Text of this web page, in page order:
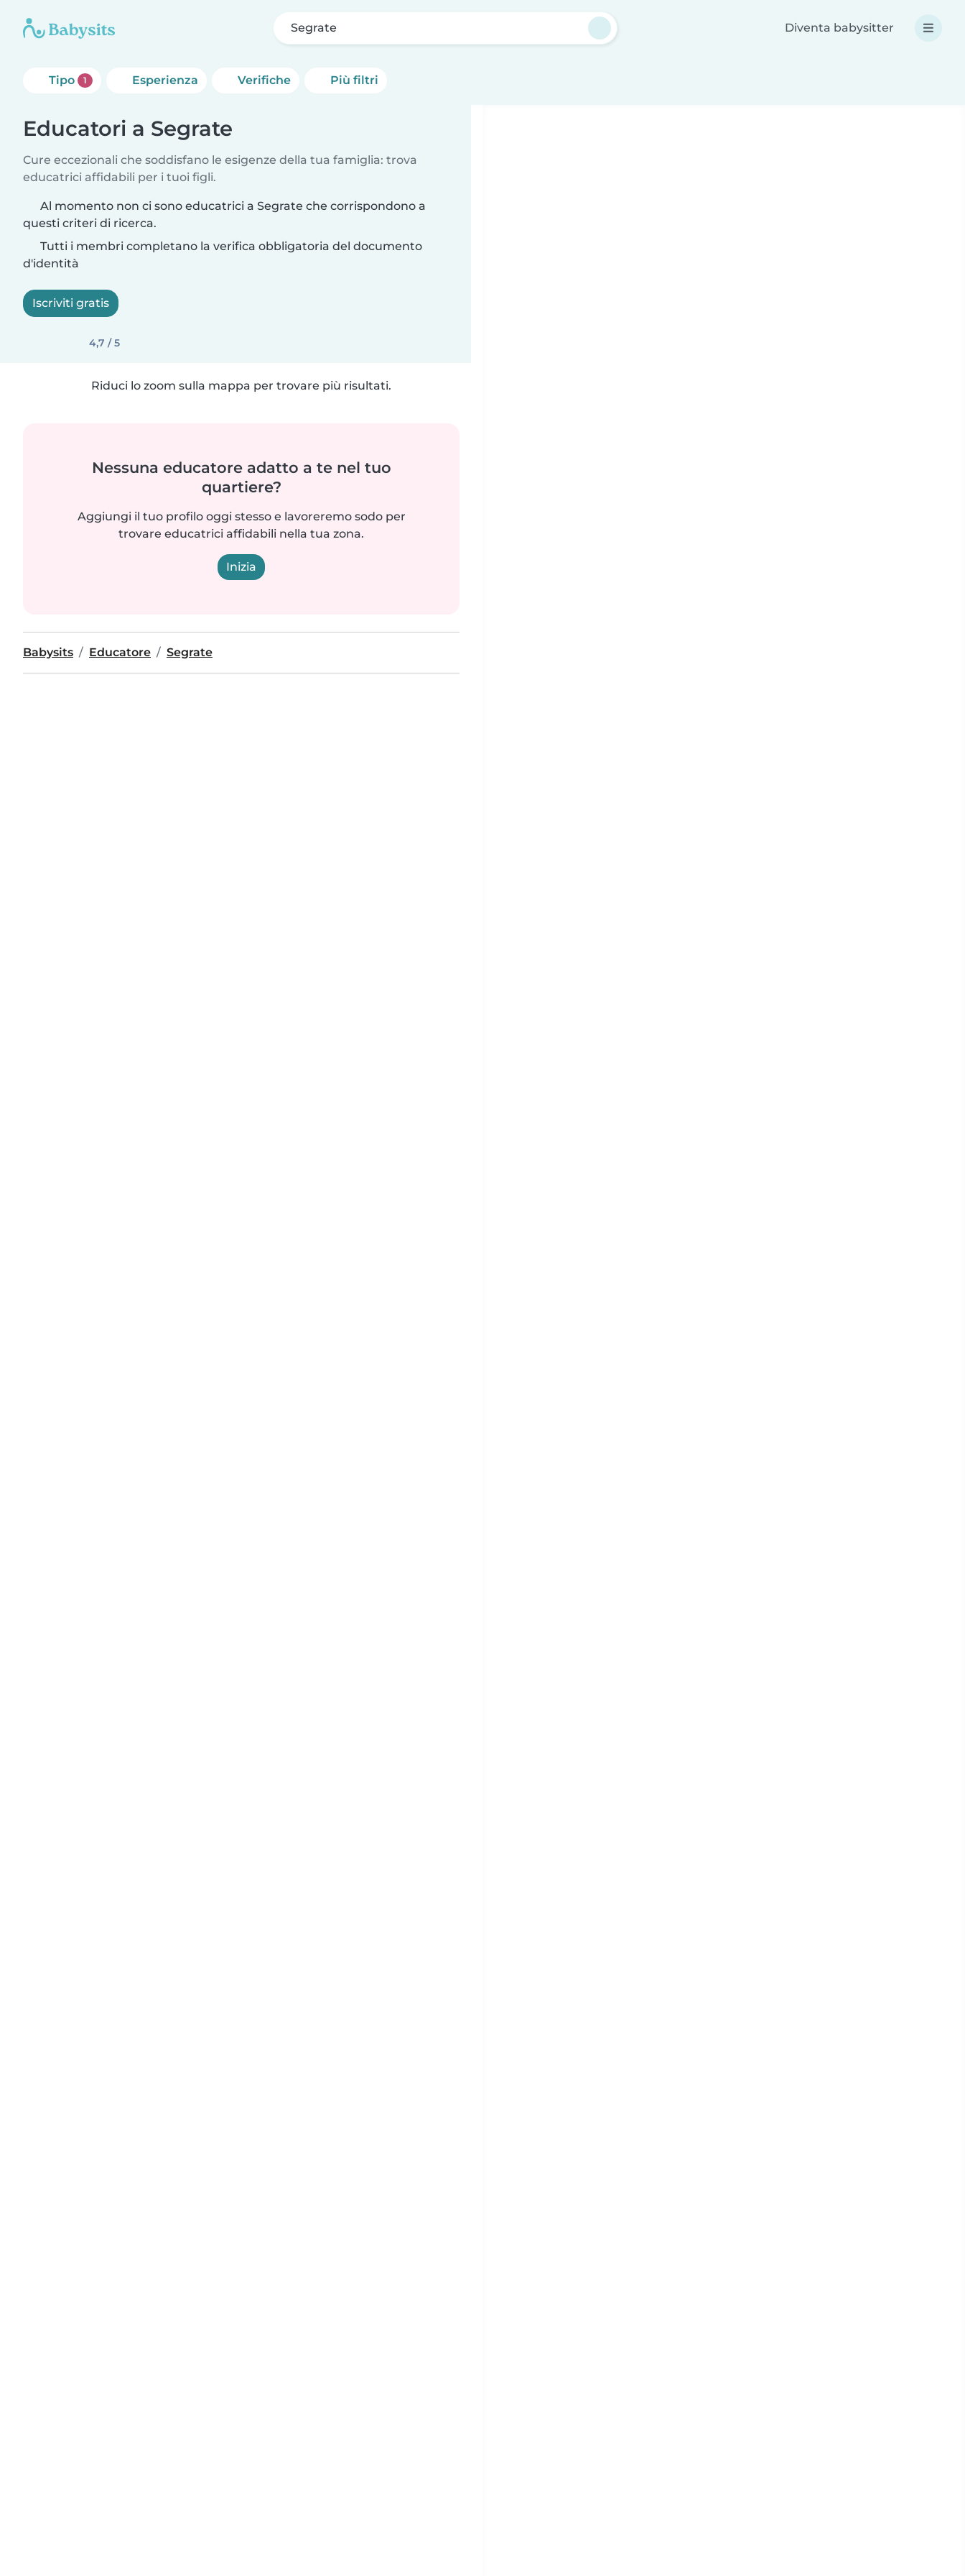
Segrate Diventa babysitter
Tipo 1 Esperienza Verifiche Più filtri
Educatori a Segrate
Cure eccezionali che soddisfano le esigenze della tua famiglia: trova
educatrici affidabili per i tuoi figli.
Al momento non ci sono educatrici a Segrate che corrispondono a
questi criteri di ricerca.
Tutti i membri completano la verifica obbligatoria del documento
d'identità
Iscriviti gratis
4,7 / 5
Riduci lo zoom sulla mappa per trovare più risultati.
Nessuna educatore adatto a te nel tuo
quartiere?
Aggiungi il tuo profilo oggi stesso e lavoreremo sodo per
trovare educatrici affidabili nella tua zona.
Inizia
Babysits Educatore Segrate